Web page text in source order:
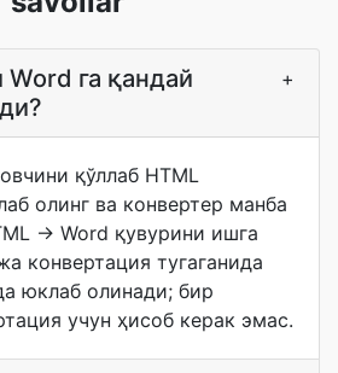
га қандай
+
қўллаб HTML
олинг ва конвертер манба
→ Word қувурини ишга
конвертация тугаганида
юклаб олинади; бир
учун ҳисоб керак эмас.